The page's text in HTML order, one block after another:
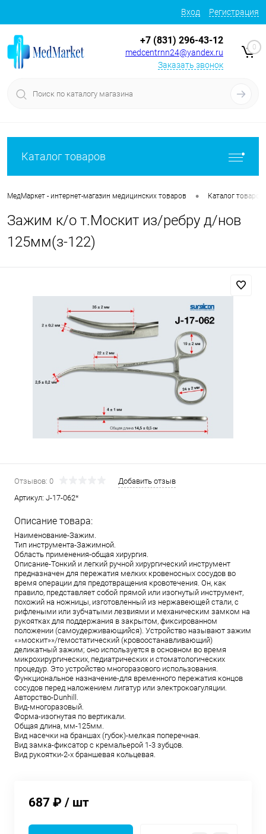
Вход Регистрация
+7 (831) 296-43-12
medcentrnn24@yandex.ru
Заказать звонок
0
Каталог товаров
МедМаркет - интернет-магазин медицинских товаров • Каталог товаров
Зажим к/о т.Москит из/ребру д/нов
125мм(з-122)
Отзывов: 0
Добавить отзыв
Артикул: J-17-062*
Описание товара:
Наименование-Зажим.
Тип инструмента-Зажимной.
Область применения-общая хирургия.
Описание-Тонкий и легкий ручной хирургический инструмент
предназначен для пережатия мелких кровеносных сосудов во
время операции для предотвращения кровотечения. Он, как
правило, представляет собой прямой или изогнутый инструмент,
похожий на ножницы, изготовленный из нержавеющей стали, с
рифлеными или зубчатыми лезвиями и механическим замком на
рукоятках для поддержания в закрытом, фиксированном
положении (самоудерживающийся). Устройство называют зажим
«»москит»»/гемостатический (кровоостанавливающий)
деликатный зажим; оно используется в основном во время
микрохирургических, педиатрических и стоматологических
процедур. Это устройство многоразового использования.
Функциональное назначение-для временного пережатия концов
сосудов перед наложением лигатур или электрокоагуляции.
Aвторство-Dunhill.
Вид-многоразовый.
Форма-изогнутая по вертикали.
Общая длина, мм-125мм.
Вид насечки на браншах (губок)-мелкая поперечная.
Вид замка-фиксатор с кремальерой 1-3 зубцов.
Вид рукоятки-2-х браншевая кольцевая.
687 ₽ / шт